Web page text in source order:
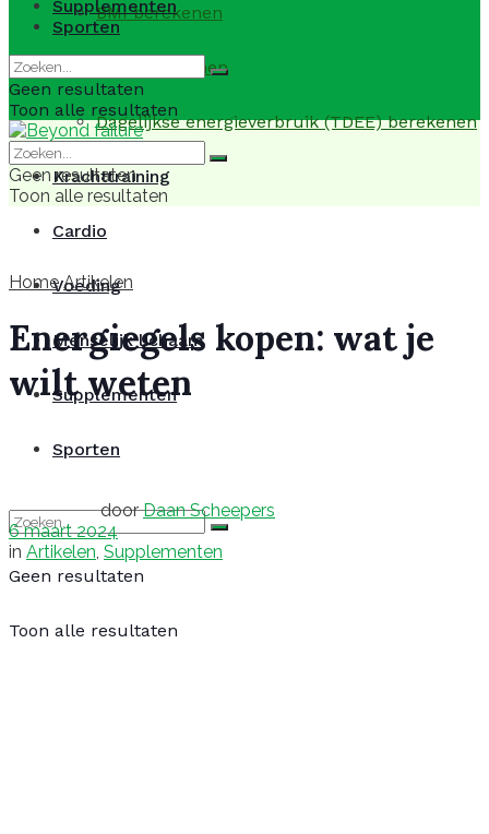
BMI berekenen
BMR berekenen
Dagelijkse energieverbruik (TDEE) berekenen
Krachttraining
Cardio
Voeding
Menselijk lichaam
Supplementen
Sporten
Geen resultaten
Toon alle resultaten
Supplementen
Sporten
Geen resultaten
Toon alle resultaten
Geen resultaten
Toon alle resultaten
Home Artikelen
Energiegels kopen: wat je
wilt weten
door Daan Scheepers
6 maart 2024
in Artikelen, Supplementen